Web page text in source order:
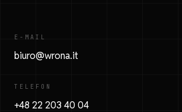
E-MAIL
biuro@wrona.it
TELEFON
+48 22 203 40 04